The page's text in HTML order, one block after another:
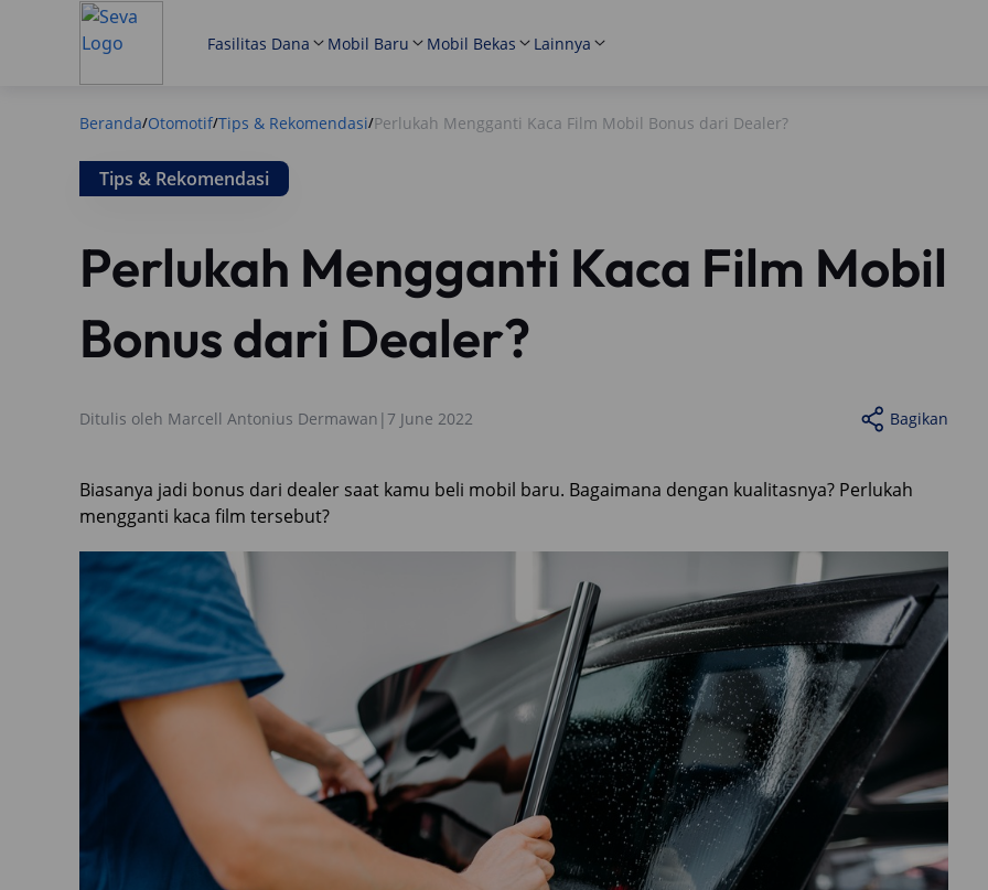
Fasilitas Dana Mobil Baru Mobil Bekas Lainnya
Beranda/Otomotif/Tips & Rekomendasi/Perlukah Mengganti Kaca Film Mobil Bonus dari Dealer?
Tips & Rekomendasi
Perlukah Mengganti Kaca Film Mobil
Bonus dari Dealer?
Ditulis oleh Marcell Antonius Dermawan |7 June 2022 Bagikan
Biasanya jadi bonus dari dealer saat kamu beli mobil baru. Bagaimana dengan kualitasnya? Perlukah
mengganti kaca film tersebut?